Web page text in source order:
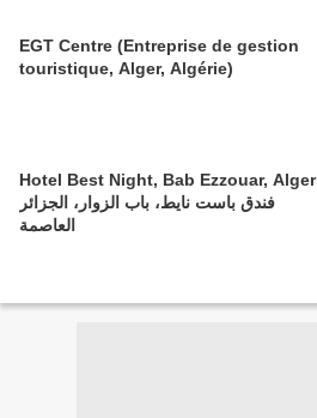
EGT Centre (Entreprise de gestion
touristique, Alger, Algérie)
Hotel Best Night, Bab Ezzouar, Alger
فندق باست نايط، باب الزوار، الجزائر
العاصمة